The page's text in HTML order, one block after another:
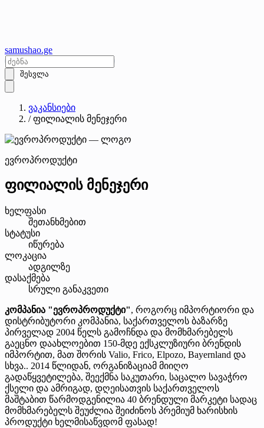
samushao.ge
შესვლა
ვაკანსიები
/ ფილიალის მენეჯერი
ევროპროდუქტი
ფილიალის მენეჯერი
ხელფასი
შეთანხმებით
სტატუსი
იწურება
ლოკაცია
ადგილზე
დასაქმება
სრული განაკვეთი
კომპანია "ევროპროდუქტი", როგორც იმპორტიორი და
დისტრიბუტორი კომპანია, საქართველოს ბაზარზე
პირველად 2004 წელს გამოჩნდა და მომხმარებელს
გაეცნო დაახლოებით 150-მდე ექსკლუზიური ბრენდის
იმპორტით, მათ შორის Valio, Frico, Elpozo, Bayernland და
სხვა.. 2014 წლიდან, ორგანიზაციამ მიიღო
გადაწყვეტილება, შეექმნა საკუთარი, საცალო სავაჭრო
ქსელი და ამრიგად, დღეისათვის საქართველოს
მაშტაბით წარმოდგენილია 40 ბრენდული მარკეტი სადაც
მომხმარებელს შეუძლია შეიძინოს პრემიუმ ხარისხის
პროდუქტი ხელმისაწვდომ ფასად!